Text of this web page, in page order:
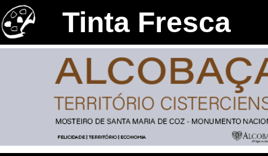
Tinta Fresca